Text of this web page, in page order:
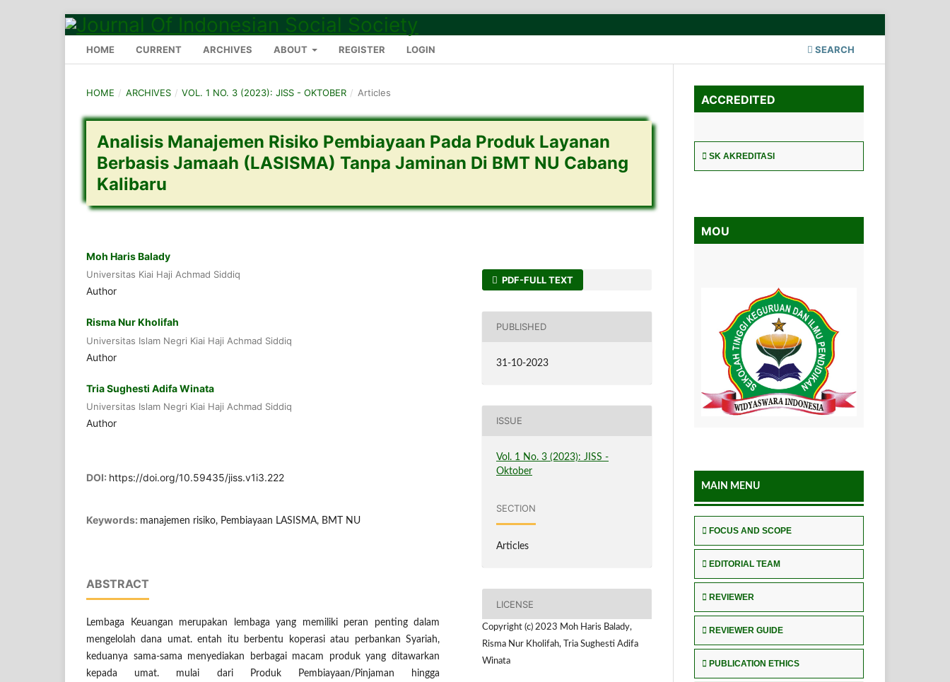
HOME CURRENT ARCHIVES ABOUT REGISTER LOGIN SEARCH
HOME / ARCHIVES / VOL. 1 NO. 3 (2023): JISS - OKTOBER / Articles
Analisis Manajemen Risiko Pembiayaan Pada Produk Layanan
Berbasis Jamaah (LASISMA) Tanpa Jaminan Di BMT NU Cabang
Kalibaru
Moh Haris Balady
Universitas Kiai Haji Achmad Siddiq
Author
Risma Nur Kholifah
Universitas Islam Negri Kiai Haji Achmad Siddiq
Author
Tria Sughesti Adifa Winata
Universitas Islam Negri Kiai Haji Achmad Siddiq
Author
DOI: https://doi.org/10.59435/jiss.v1i3.222
Keywords: manajemen risiko, Pembiayaan LASISMA, BMT NU
ABSTRACT
Lembaga Keuangan merupakan lembaga yang memiliki peran penting dalam
mengelolah dana umat. entah itu berbentu koperasi atau perbankan Syariah,
keduanya sama-sama menyediakan berbagai macam produk yang ditawarkan
kepada umat. mulai dari Produk Pembiayaan/Pinjaman hingga
PDF-FULL TEXT
PUBLISHED
31-10-2023
ISSUE
Vol. 1 No. 3 (2023): JISS -
Oktober
SECTION
Articles
LICENSE
Copyright (c) 2023 Moh Haris Balady,
Risma Nur Kholifah, Tria Sughesti Adifa
Winata
ACCREDITED
SK AKREDITASI
MOU
MAIN MENU
FOCUS AND SCOPE
EDITORIAL TEAM
REVIEWER
REVIEWER GUIDE
PUBLICATION ETHICS